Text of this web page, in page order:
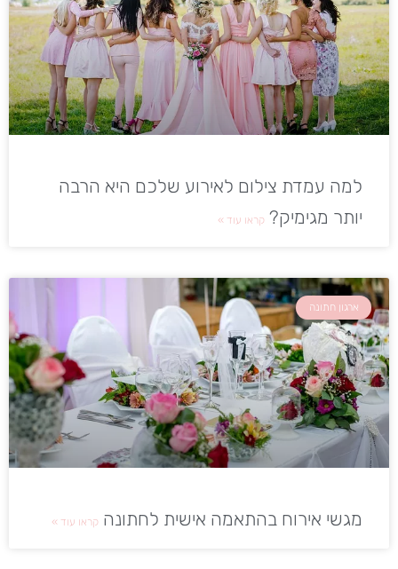
למה עמדת צילום לאירוע שלכם היא הרבה
יותר מגימיק? קראו עוד »
ארגון חתונה
מגשי אירוח בהתאמה אישית לחתונה קראו עוד »